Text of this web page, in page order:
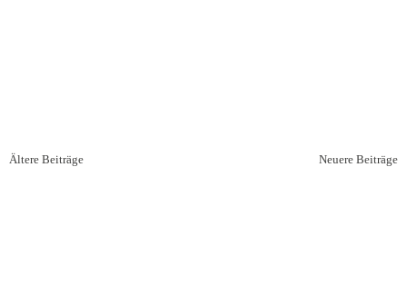
Beitragsnavigation
Ältere Beiträge Neuere Beiträge